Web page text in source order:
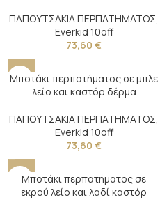
ΠΑΠΟΥΤΣΑΚΙΑ ΠΕΡΠΑΤΗΜΑΤΟΣ,
Everkid 10off
73,60 €
Μποτάκι περπατήματος σε μπλε
λείο και καστόρ δέρμα
ΠΑΠΟΥΤΣΑΚΙΑ ΠΕΡΠΑΤΗΜΑΤΟΣ,
Everkid 10off
73,60 €
Μποτάκι περπατήματος σε
εκρού λείο και λαδί καστόρ